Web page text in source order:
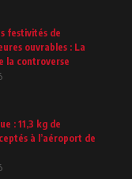
festivités de
ouvrables : La
la controverse
: 11,3 kg de
à l’aéroport de